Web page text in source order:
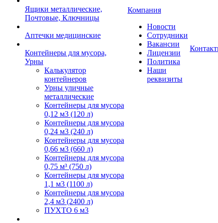
Ящики металлические,
Почтовые, Ключницы
Аптечки медицинские
Контейнеры для мусора,
Урны
Калькулятор
контейнеров
Урны уличные
металлические
Контейнеры для мусора
0,12 м3 (120 л)
Контейнеры для мусора
0,24 м3 (240 л)
Контейнеры для мусора
0,66 м3 (660 л)
Контейнеры для мусора
0,75 м³ (750 л)
Контейнеры для мусора
1,1 м3 (1100 л)
Контейнеры для мусора
2,4 м3 (2400 л)
ПУХТО 6 м3
Компания
Новости
Сотрудники
Вакансии
Лицензии
Политика
Наши
реквизиты